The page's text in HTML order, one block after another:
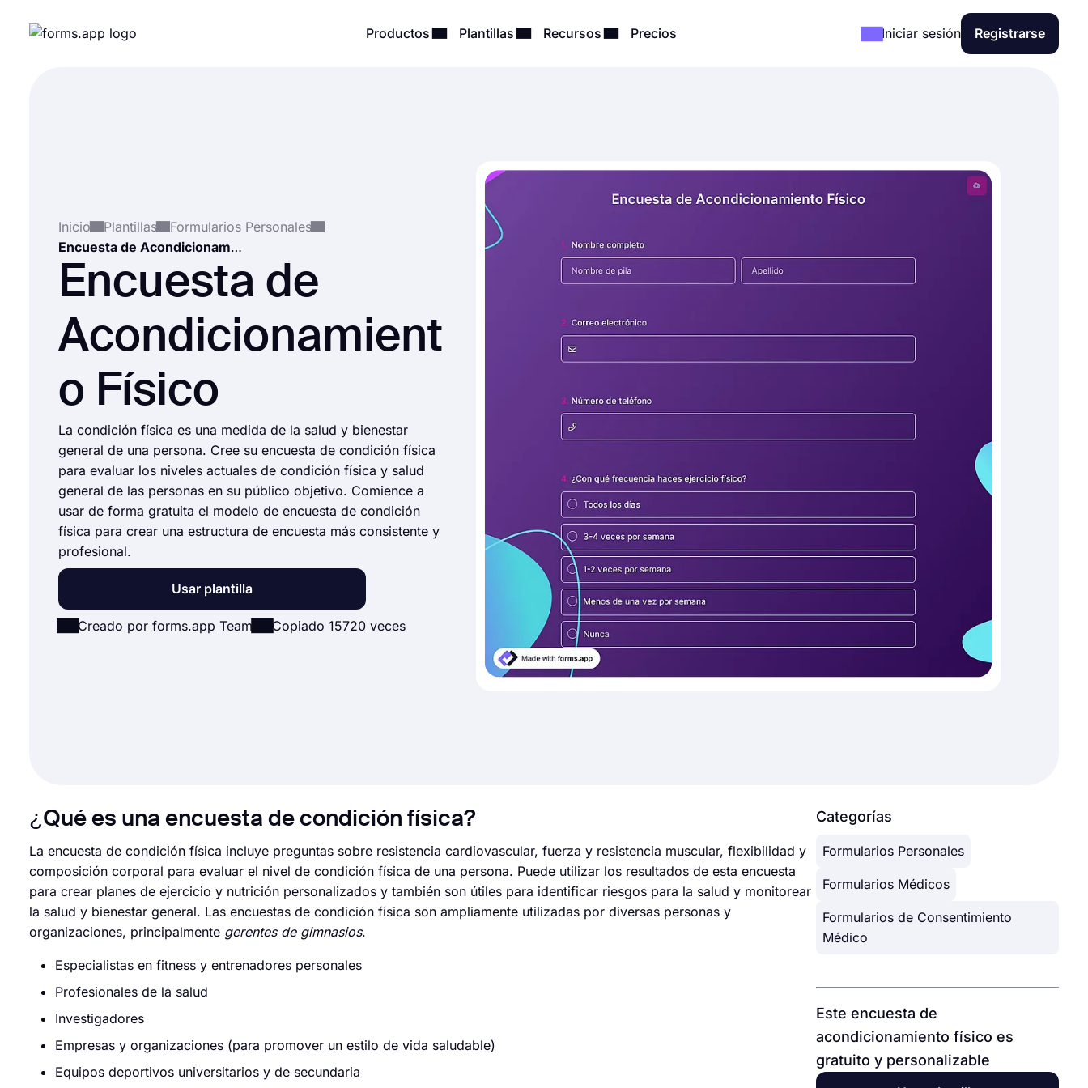
Productos Plantillas Recursos Precios Iniciar sesión Registrarse
Inicio Plantillas
Formularios Personales
Encuesta de Acondicionamiento Físico
Encuesta de
Acondicionamient
o Físico
La condición física es una medida de la salud y bienestar
general de una persona. Cree su encuesta de condición física
para evaluar los niveles actuales de condición física y salud
general de las personas en su público objetivo. Comience a
usar de forma gratuita el modelo de encuesta de condición
física para crear una estructura de encuesta más consistente y
profesional.
Usar plantilla
Creado por forms.app Team Copiado 15720 veces
¿Qué es una encuesta de condición física?
La encuesta de condición física incluye preguntas sobre resistencia cardiovascular, fuerza y resistencia muscular, flexibilidad y
composición corporal para evaluar el nivel de condición física de una persona. Puede utilizar los resultados de esta encuesta
para crear planes de ejercicio y nutrición personalizados y también son útiles para identificar riesgos para la salud y monitorear
la salud y bienestar general. Las encuestas de condición física son ampliamente utilizadas por diversas personas y
organizaciones, principalmente gerentes de gimnasios.
Especialistas en fitness y entrenadores personales
Profesionales de la salud
Investigadores
Empresas y organizaciones (para promover un estilo de vida saludable)
Equipos deportivos universitarios y de secundaria
Categorías
Formularios Personales
Formularios Médicos
Formularios de Consentimiento
Médico
Este encuesta de
acondicionamiento físico es
gratuito y personalizable